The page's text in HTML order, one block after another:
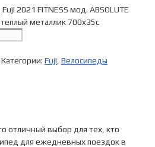
2021 FITNESS мод. ABSOLUTE
металлик 700x35c
Категории: Fuji Велосипеды
отличный выбор для тех, кто
для ежедневных поездок в